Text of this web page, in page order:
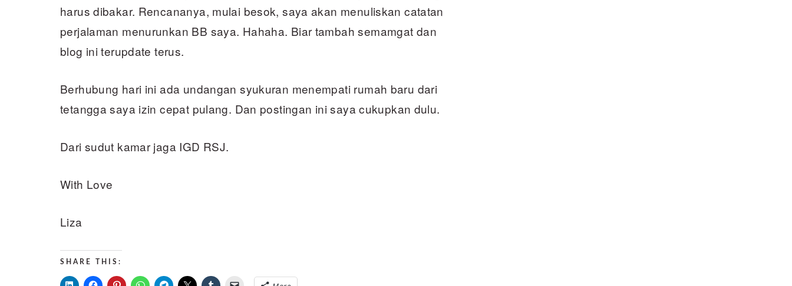
harus dibakar. Rencananya, mulai besok, saya akan menuliskan catatan
perjalaman menurunkan BB saya. Hahaha. Biar tambah semamgat dan
blog ini terupdate terus.
Berhubung hari ini ada undangan syukuran menempati rumah baru dari
tetangga saya izin cepat pulang. Dan postingan ini saya cukupkan dulu.
Dari sudut kamar jaga IGD RSJ.
With Love
Liza
SHARE THIS: